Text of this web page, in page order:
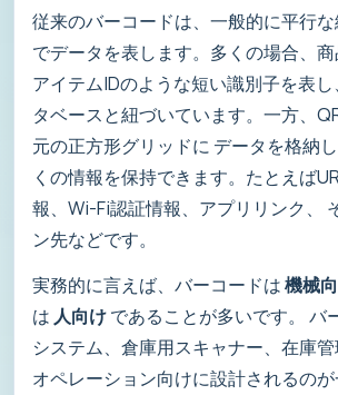
従来のバーコードは、一般的に平行
でデータを表します。多くの場合、商
アイテムIDのような短い識別子を表
タベースと紐づいています。一方、
元の正方形グリッドに データを格納
くの情報を保持できます。たとえば
報、Wi-Fi認証情報、アプリリンク、
ン先などです。
実務的に言えば、バーコードは機械
は 人向けであることが多いです。 バ
システム、倉庫用スキャナー、在庫
オペレーション向けに設計されるのが